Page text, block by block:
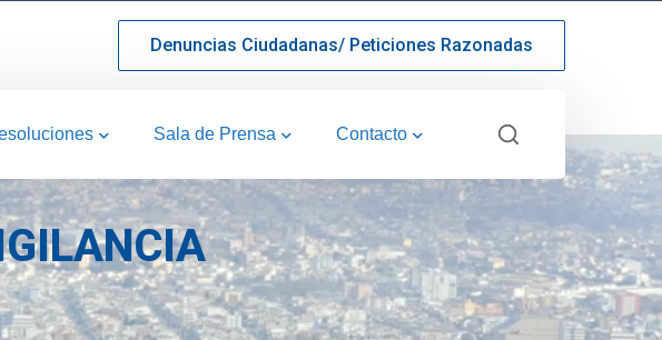
Denuncias Ciudadanas/ Peticiones Razonadas
Sala de Prensa Contacto